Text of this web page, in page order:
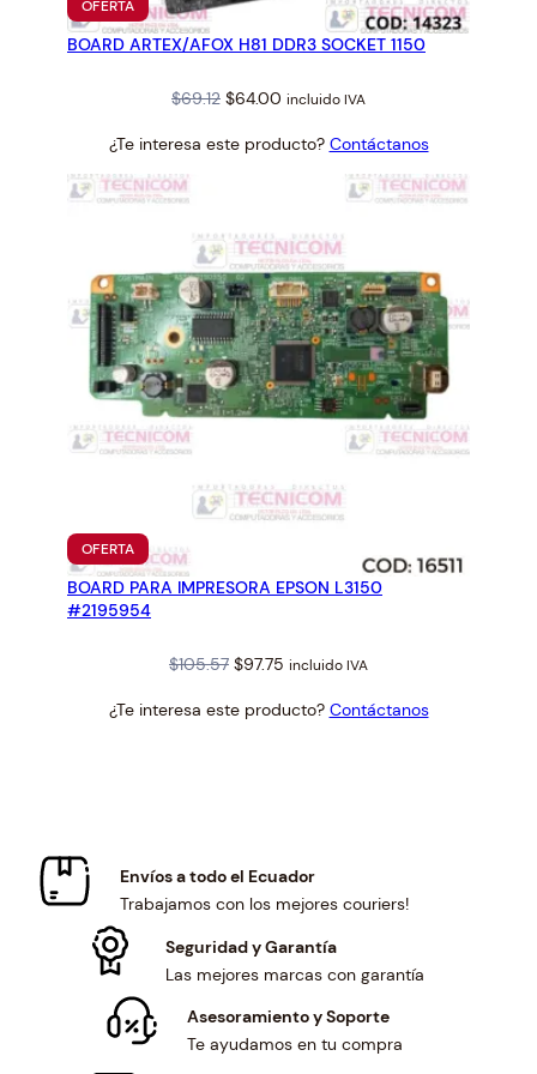
OFERTAPRODUCTO
EN
OFERTA
BOARD ARTEX/AFOX H81 DDR3 SOCKET 1150
$69.12 Original
was:
$64.00 Current
is:
incluido IVA
¿Te interesa este producto? Contáctanos
OFERTAPRODUCTO
EN
OFERTA
BOARD PARA IMPRESORA EPSON L3150
#2195954
$105.57 Original
was:
$97.75 Current
is:
incluido IVA
¿Te interesa este producto? Contáctanos
Envíos a todo el Ecuador
Trabajamos con los mejores couriers!
Seguridad y Garantía
Las mejores marcas con garantía
Asesoramiento y Soporte
Te ayudamos en tu compra